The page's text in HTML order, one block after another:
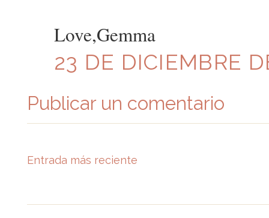
Love,Gemma
23 DE DICIEMBRE
Publicar un comentario
Entrada más reciente